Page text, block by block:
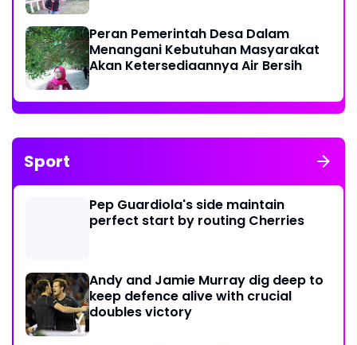
Peran Pemerintah Desa Dalam
Menangani Kebutuhan Masyarakat
Akan Ketersediaannya Air Bersih
Sport
Pep Guardiola's side maintain
perfect start by routing Cherries
Andy and Jamie Murray dig deep to
keep defence alive with crucial
doubles victory